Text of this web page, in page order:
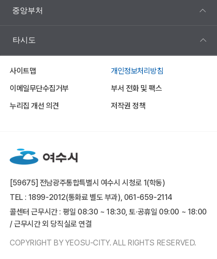
중앙부처
타시도
사이트맵
개인정보처리방침
이메일무단수집거부
부서 전화 및 팩스
누리집 개선 의견
저작권 정책
[59675] 전남광주통합특별시 여수시 시청로 1(학동)
TEL : 1899-2012(통화료 별도 부과), 061-659-2114
콜센터 근무시간 : 평일 08:30 ~ 18:30, 토·공휴일 09:00 ~ 18:00
/ 근무시간 외 당직실로 연결
COPYRIGHT BY YEOSU-CITY. ALL RIGHTS RESERVED.